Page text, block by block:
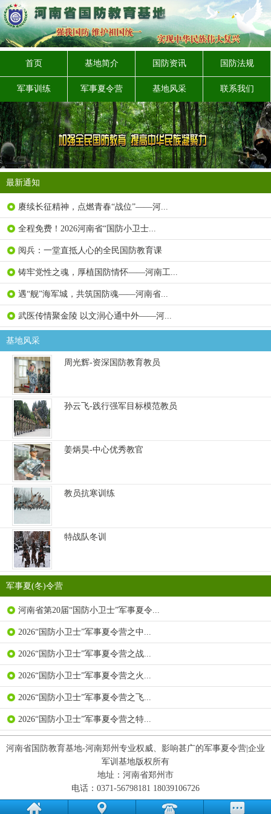
首页 基地简介 国防资讯 国防法规
军事训练 军事夏令营 基地风采 联系我们
最新通知
赓续长征精神，点燃青春“战位”——河...
全程免费！2026河南省“国防小卫士...
阅兵：一堂直抵人心的全民国防教育课
铸牢党性之魂，厚植国防情怀——河南工...
遇“舰”海军城，共筑国防魂——河南省...
武医传情聚金陵 以文润心通中外——河...
基地风采
周光辉-资深国防教育教员
孙云飞-践行强军目标模范教员
姜炳昊-中心优秀教官
教员抗寒训练
特战队冬训
军事夏(冬)令营
河南省第20届“国防小卫士”军事夏令...
2026“国防小卫士”军事夏令营之中...
2026“国防小卫士”军事夏令营之战...
2026“国防小卫士”军事夏令营之火...
2026“国防小卫士”军事夏令营之飞...
2026“国防小卫士”军事夏令营之特...
河南省国防教育基地-河南郑州专业权威、影响甚广的军事夏令营|企业
军训基地版权所有
地址：河南省郑州市
电话：0371-56798181 18039106726